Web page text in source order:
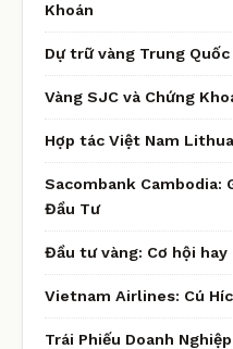
Khoán
Dự trữ vàng Trung
Vàng SJC và Chứng
Hợp tác Việt Nam
Sacombank Cambodia:
Đầu Tư
Đầu tư vàng: Cơ hội hay
Vietnam Airlines: Cú
Trái Phiếu Doanh